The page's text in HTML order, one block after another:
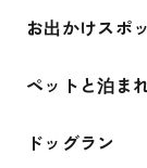
お出かけスポ
ペットと泊ま
ドッグラン